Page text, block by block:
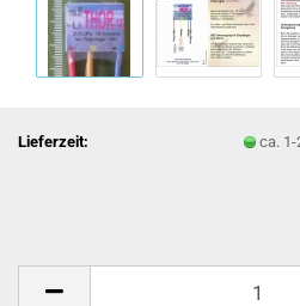
Lieferzeit: ca.